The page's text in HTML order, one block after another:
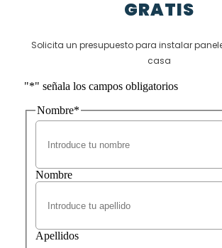
GRATIS
Solicita un presupuesto para instalar
casa
"*" señala los campos obligatorios
Nombre*
Nombre
Apellidos